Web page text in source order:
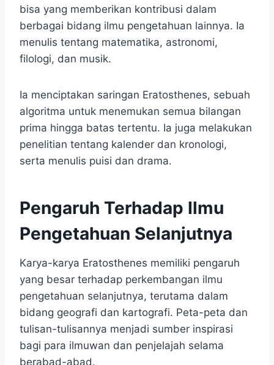
bisa yang memberikan kontribusi dalam
berbagai bidang ilmu pengetahuan lainnya. Ia
menulis tentang matematika, astronomi,
filologi, dan musik.
Ia menciptakan saringan Eratosthenes, sebuah
algoritma untuk menemukan semua bilangan
prima hingga batas tertentu. Ia juga melakukan
penelitian tentang kalender dan kronologi,
serta menulis puisi dan drama.
Pengaruh Terhadap Ilmu
Pengetahuan Selanjutnya
Karya-karya Eratosthenes memiliki pengaruh
yang besar terhadap perkembangan ilmu
pengetahuan selanjutnya, terutama dalam
bidang geografi dan kartografi. Peta-peta dan
tulisan-tulisannya menjadi sumber inspirasi
bagi para ilmuwan dan penjelajah selama
berabad-abad.